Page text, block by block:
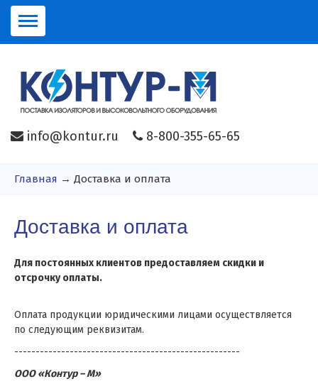
info@kontur.ru 8-800-355-65-65
Главная → Доставка и оплата
Доставка и оплата
Для постоянных клиентов предоставляем скидки и
отсрочку оплаты.
Оплата продукции юридическими лицами осуществляется
по следующим реквизитам.
-----------------------------------------------------
ООО «Контур – М»